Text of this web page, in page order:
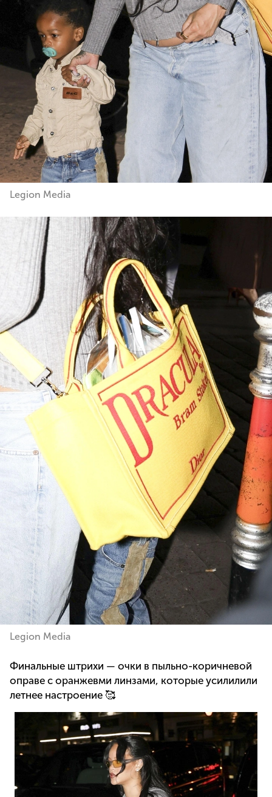
Legion Media
Legion Media
Финальные штрихи — очки в пыльно-коричневой
оправе с оранжевми линзами, которые усилилили
летнее настроение 🥰